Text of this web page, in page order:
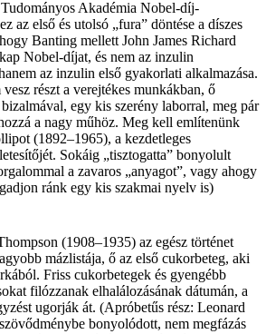
Akadémia Nobel-díj-
az első és utolsó „fura” döntése a díszes
Banting mellett John James Richard
Nobel-díjat, és nem az inzulin
az inzulin első gyakorlati alkalmazása.
részt a verejtékes munkákban, ő
bizalmával, egy kis szerény laborral, meg pár
a nagy műhöz. Meg kell említenünk
(1892–1965), a kezdetleges
Sokáig „tisztogatta” bonyolult
a zavaros „anyagot”, vagy ahogy
ránk egy kis szakmai nyelv is)
(1908–1935) az egész történet
mázlistája, ő az első cukorbeteg, aki
Friss cukorbetegek és gyengébb
filózzanak elhalálozásának dátumán, a
ugorják át. (Apróbetűs rész: Leonard
bonyolódott, nem megfázás